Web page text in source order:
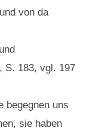
von da
S. 183, vgl. 197
begegnen uns
sie haben